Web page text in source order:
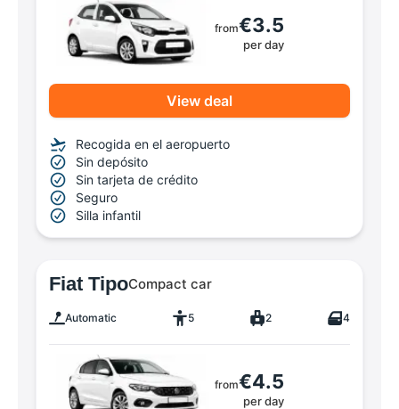
from€3.5
per day
View deal
Recogida en el aeropuerto
Sin depósito
Sin tarjeta de crédito
Seguro
Silla infantil
Fiat TipoCompact car
Automatic 5 2 4
from€4.5
per day